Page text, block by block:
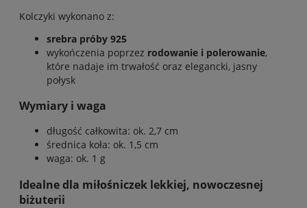
Kolczyki wykonano z:
srebra próby 925
wykończenia poprzez rodowanie i polerowanie,
które nadaje im trwałość oraz elegancki, jasny
połysk
Wymiary i waga
długość całkowita: ok. 2,7 cm
średnica koła: ok. 1,5 cm
waga: ok. 1 g
Idealne dla miłośniczek lekkiej, nowoczesnej
biżuterii